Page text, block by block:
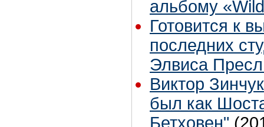
альбому
Готовится к
последних
Элвиса
Виктор
был как
Бетховен"